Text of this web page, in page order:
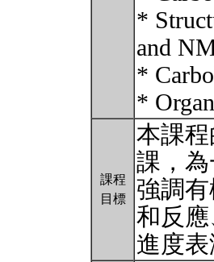
*
and
*
*
課程
目標
本課
課，
強調
和反
進度